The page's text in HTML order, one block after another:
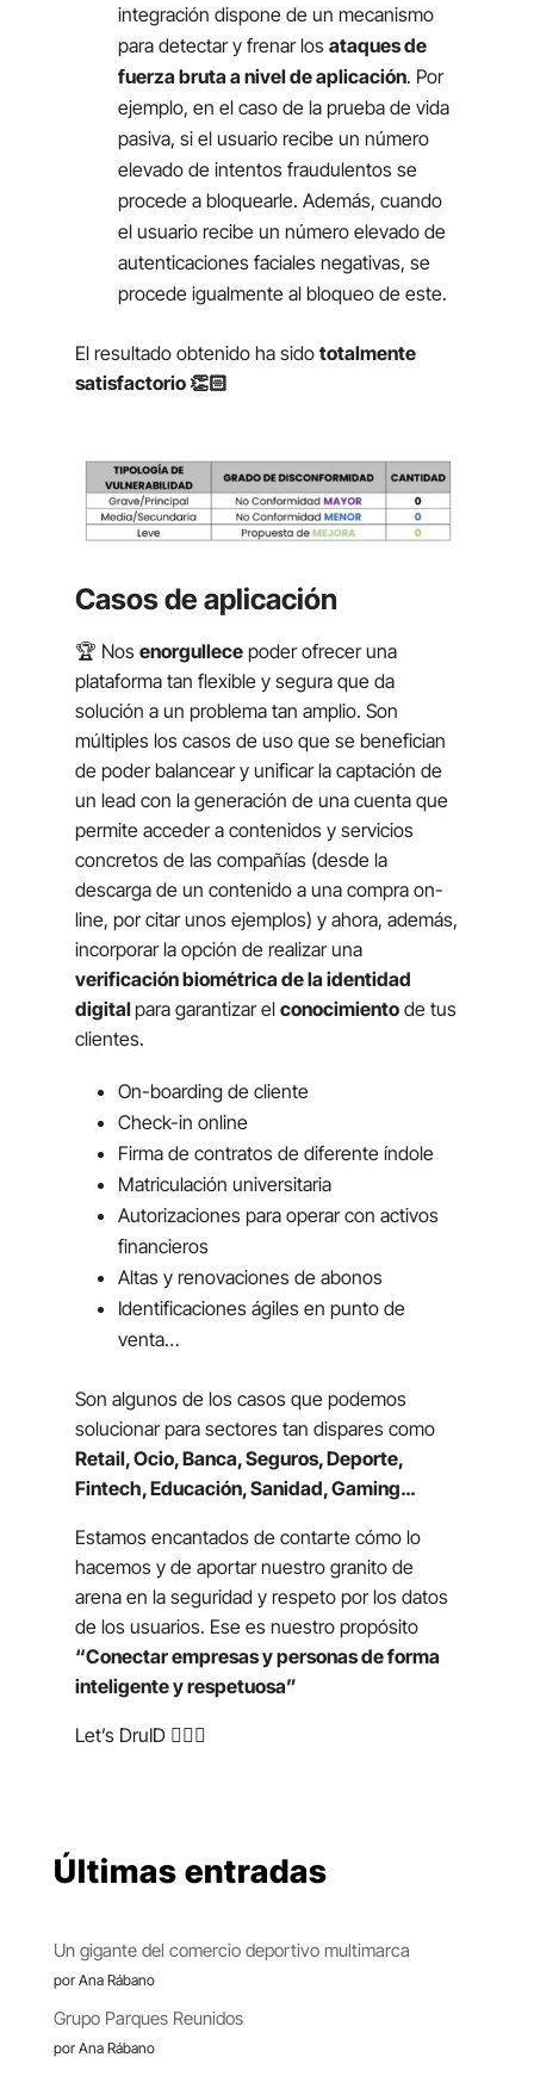
integración dispone de un mecanismo
para detectar y frenar los ataques de
fuerza bruta a nivel de aplicación. Por
ejemplo, en el caso de la prueba de vida
pasiva, si el usuario recibe un número
elevado de intentos fraudulentos se
procede a bloquearle. Además, cuando
el usuario recibe un número elevado de
autenticaciones faciales negativas, se
procede igualmente al bloqueo de este.
El resultado obtenido ha sido totalmente
satisfactorio 👏🏻
Casos de aplicación
🏆 Nos enorgullecepoder ofrecer una
plataforma tan flexible y segura que da
solución a un problema tan amplio. Son
múltiples los casos de uso que se benefician
de poder balancear y unificar la captación de
un lead con la generación de una cuenta que
permite acceder a contenidos y servicios
concretos de las compañías (desde la
descarga de un contenido a una compra on-
line, por citar unos ejemplos) y ahora, además,
incorporar la opción de realizar una
verificación biométrica de la identidad
digitalpara garantizar el conocimientode tus
clientes.
On-boardingde cliente
Check-in online
Firma de contratos de diferente índole
Matriculación universitaria
Autorizaciones para operar con activos
financieros
Altas y renovaciones de abonos
Identificaciones ágiles en punto de
venta…
Son algunos de los casos que podemos
solucionar para sectores tan dispares como
Retail, Ocio, Banca, Seguros, Deporte,
Fintech, Educación, Sanidad, Gaming…
Estamos encantados de contarte cómo lo
hacemos y de aportar nuestro granito de
arena en la seguridad y respeto por los datos
de los usuarios. Ese es nuestro propósito
“Conectar empresas y personas de forma
inteligente y respetuosa”
Let’s DruID🧙🏻‍♂️
Últimas entradas
Un gigante del comercio deportivo multimarca
por Ana Rábano
Grupo Parques Reunidos
por Ana Rábano